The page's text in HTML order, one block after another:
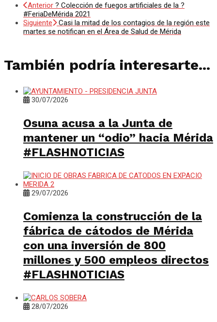
Anterior ? Colección de fuegos artificiales de la ?
#FeriaDeMérida 2021
Siguiente
Casi la mitad de los contagios de la región este
martes se notifican en el Área de Salud de Mérida
También podría interesarte...
30/07/2026
Osuna acusa a la Junta de
mantener un “odio” hacia Mérida
#FLASHNOTICIAS
29/07/2026
Comienza la construcción de la
fábrica de cátodos de Mérida
con una inversión de 800
millones y 500 empleos directos
#FLASHNOTICIAS
28/07/2026